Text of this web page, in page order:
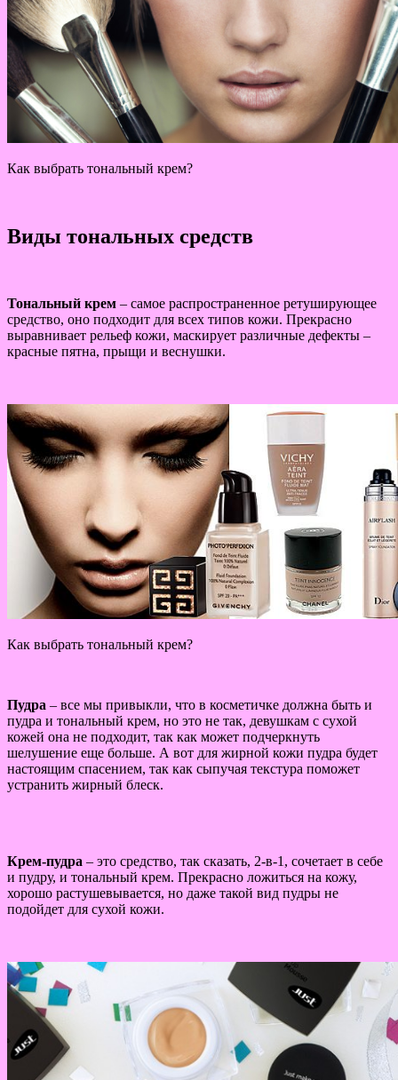
Как выбрать тональный крем?
Виды тональных средств
Тональный крем – самое распространенное ретуширующее
средство, оно подходит для всех типов кожи. Прекрасно
выравнивает рельеф кожи, маскирует различные дефекты –
красные пятна, прыщи и веснушки.
Как выбрать тональный крем?
Пудра – все мы привыкли, что в косметичке должна быть и
пудра и тональный крем, но это не так, девушкам с сухой
кожей она не подходит, так как может подчеркнуть
шелушение еще больше. А вот для жирной кожи пудра будет
настоящим спасением, так как сыпучая текстура поможет
устранить жирный блеск.
Крем-пудра – это средство, так сказать, 2-в-1, сочетает в себе
и пудру, и тональный крем. Прекрасно ложиться на кожу,
хорошо растушевывается, но даже такой вид пудры не
подойдет для сухой кожи.